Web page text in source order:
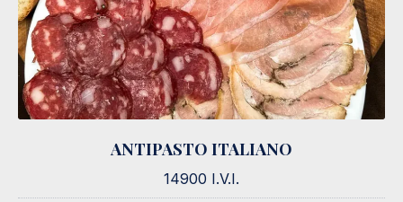
ANTIPASTO ITALIANO
14900 I.V.I.